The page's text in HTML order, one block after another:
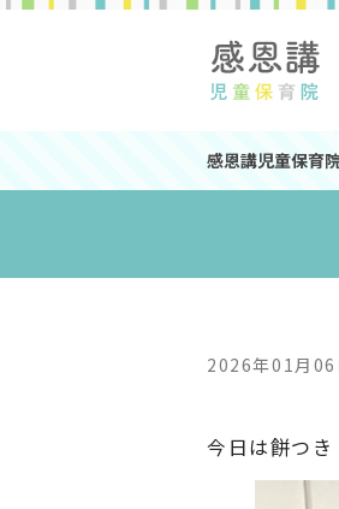
感恩講児童保育
2026年01月06
今日は餅つ